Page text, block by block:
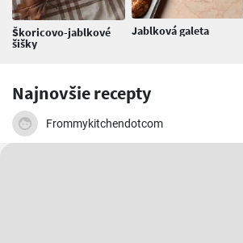
Škoricovo-jablkové
šišky
Jablková galeta
Najnovšie recepty
Frommykitchendotcom